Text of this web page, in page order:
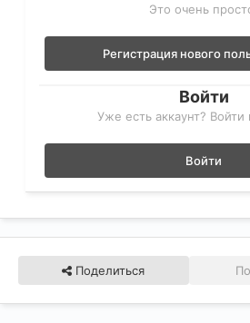
Это очень
Регистрация нового
Войти
Уже есть аккаунт? Войти
Войти
Поделиться